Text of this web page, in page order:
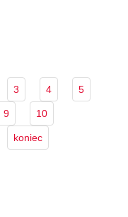
3 4 5
9 10
koniec